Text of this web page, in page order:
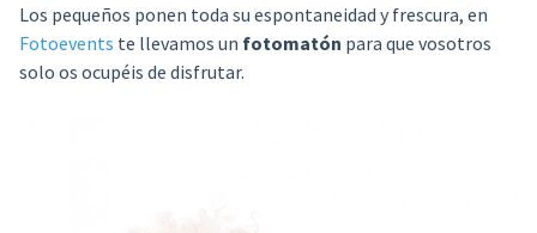
Los pequeños ponen toda su espontaneidad y frescura, en
Fotoevents te llevamos un fotomatón para que vosotros
solo os ocupéis de disfrutar.